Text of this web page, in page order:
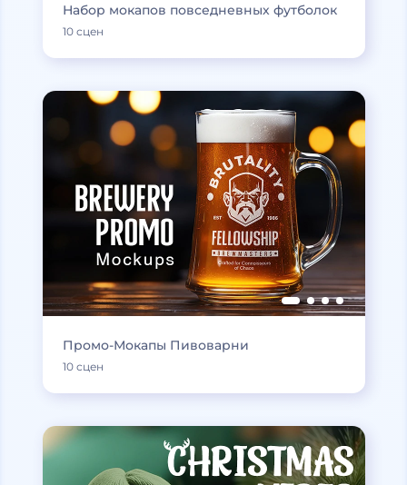
Набор мокапов повседневных футболок
10 сцен
Промо-Мокапы Пивоварни
10 сцен